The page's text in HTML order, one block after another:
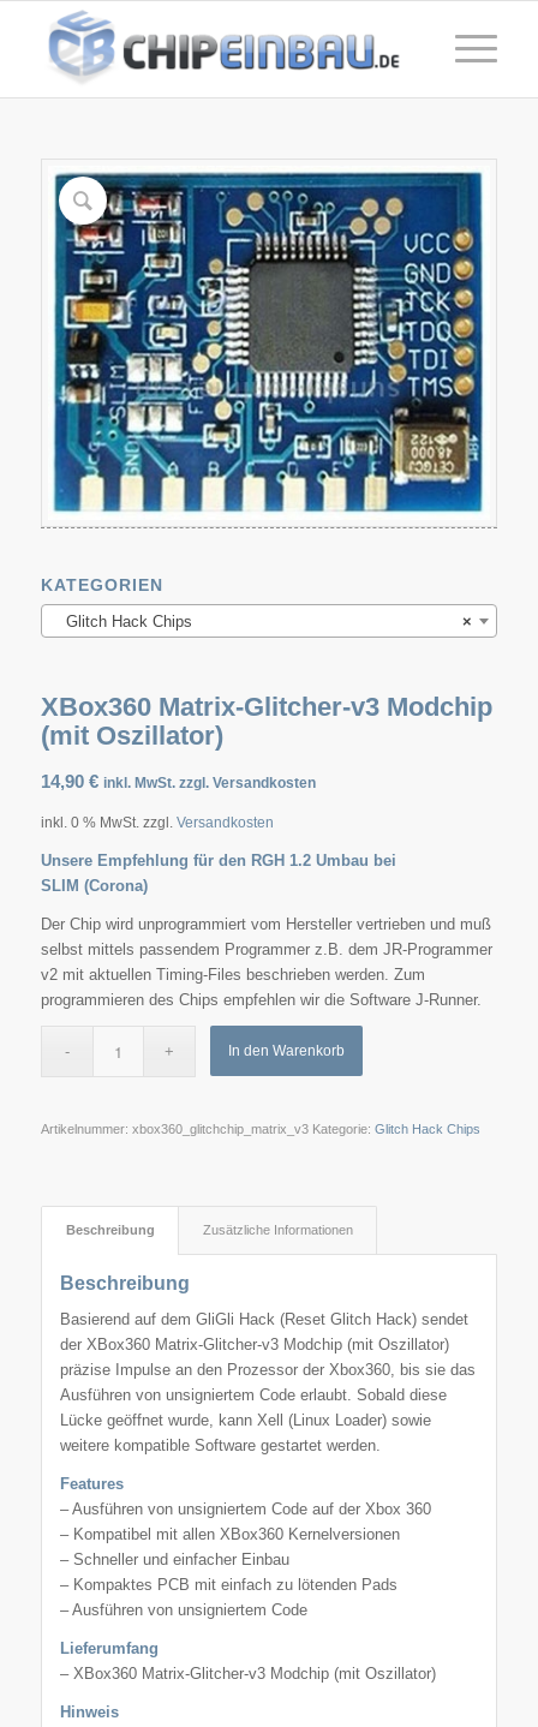
KATEGORIEN
×
Glitch Hack Chips
XBox360 Matrix-Glitcher-v3 Modchip
(mit Oszillator)
14,90 € inkl. MwSt. zzgl. Versandkosten
inkl. 0 % MwSt. zzgl. Versandkosten
Unsere Empfehlung für den RGH 1.2 Umbau bei
SLIM (Corona)
Der Chip wird unprogrammiert vom Hersteller vertrieben und muß
selbst mittels passendem Programmer z.B. dem JR-Programmer
v2 mit aktuellen Timing-Files beschrieben werden. Zum
programmieren des Chips empfehlen wir die Software J-Runner.
In den Warenkorb
Artikelnummer: xbox360_glitchchip_matrix_v3 Kategorie: Glitch Hack Chips
Beschreibung Zusätzliche Informationen
Beschreibung
Basierend auf dem GliGli Hack (Reset Glitch Hack) sendet
der XBox360 Matrix-Glitcher-v3 Modchip (mit Oszillator)
präzise Impulse an den Prozessor der Xbox360, bis sie das
Ausführen von unsigniertem Code erlaubt. Sobald diese
Lücke geöffnet wurde, kann Xell (Linux Loader) sowie
weitere kompatible Software gestartet werden.
Features
– Ausführen von unsigniertem Code auf der Xbox 360
– Kompatibel mit allen XBox360 Kernelversionen
– Schneller und einfacher Einbau
– Kompaktes PCB mit einfach zu lötenden Pads
– Ausführen von unsigniertem Code
Lieferumfang
– XBox360 Matrix-Glitcher-v3 Modchip (mit Oszillator)
Hinweis